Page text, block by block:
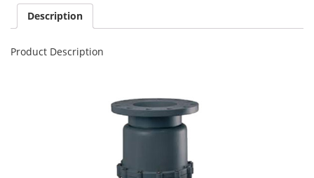
Description
Product Description